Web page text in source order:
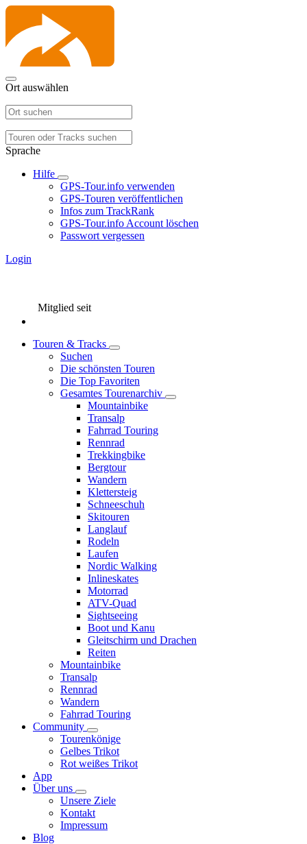
Ort auswählen
Sprache
Hilfe
GPS-Tour.info verwenden
GPS-Touren veröffentlichen
Infos zum TrackRank
GPS-Tour.info Account löschen
Passwort vergessen
Login
Mitglied seit
Touren & Tracks
Suchen
Die schönsten Touren
Die Top Favoriten
Gesamtes Tourenarchiv
Mountainbike
Transalp
Fahrrad Touring
Rennrad
Trekkingbike
Bergtour
Wandern
Klettersteig
Schneeschuh
Skitouren
Langlauf
Rodeln
Laufen
Nordic Walking
Inlineskates
Motorrad
ATV-Quad
Sightseeing
Boot und Kanu
Gleitschirm und Drachen
Reiten
Mountainbike
Transalp
Rennrad
Wandern
Fahrrad Touring
Community
Tourenkönige
Gelbes Trikot
Rot weißes Trikot
App
Über uns
Unsere Ziele
Kontakt
Impressum
Blog